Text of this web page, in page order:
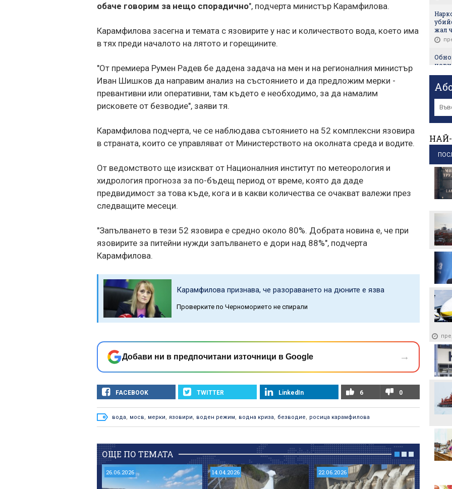
обаче говорим за нещо спорадично", подчерта министър Карамфилова.
Карамфилова засегна и темата с язовирите у нас и количеството вода, което има
в тях преди началото на лятото и горещините.
"От премиера Румен Радев бе дадена задача на мен и на регионалния министър
Иван Шишков да направим анализ на състоянието и да предложим мерки -
превантивни или оперативни, там където е необходимо, за да намалим
рисковете от безводие", заяви тя.
Карамфилова подчерта, че се наблюдава сътоянието на 52 комплексни язовира
в страната, които се управляват от Министерството на околната среда и водите.
От ведомството ще изискват от Националния институт по метеорология и
хидрология прогноза за по-бъдещ период от време, която да даде
предвидимост за това къде, кога и в какви количества се очакват валежи през
следващите месеци.
"Запълването в тези 52 язовира е средно около 80%. Добрата новина е, че при
язовирите за питейни нужди запълването е дори над 88%", подчерта
Карамфилова.
Карамфилова признава, че разораването на дюните е язва
Проверките по Черноморието не спирали
Добави ни в предпочитани източници в Google →
FACEBOOK TWITTER LinkedIn 6 0
вода, мосв, мерки, язовири, воден режим, водна криза, безводие, росица карамфилова
ОЩЕ ПО ТЕМАТА
26.06.2026 14.04.2026 22.06.2026
жал
нови
евро
в